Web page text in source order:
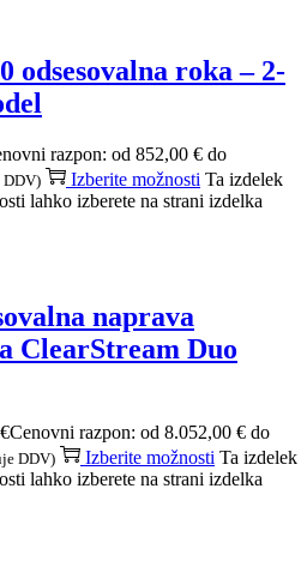
odsesovalna roka – 2-
razpon: od 852,00 € do
DDV) Izberite možnosti Ta izdelek
lahko izberete na strani izdelka
naprava
ClearStream Duo
€Cenovni razpon: od 8.052,00 € do
DDV) Izberite možnosti Ta izdelek
lahko izberete na strani izdelka